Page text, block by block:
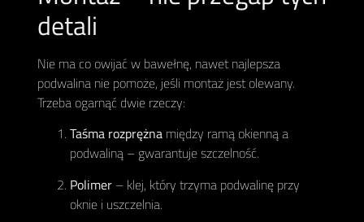
detali
Nie ma co owijać w bawełnę, nawet najlepsza
podwalina nie pomoże, jeśli montaż jest olewany.
Trzeba ogarnąć dwie rzeczy:
Taśma rozprężnamiędzy ramą okienną a
podwaliną – gwarantuje szczelność.
Polimer– klej, który trzyma podwalinę przy
oknie i uszczelnia.